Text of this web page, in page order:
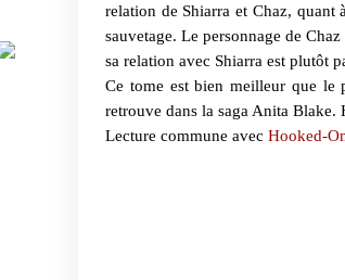
relation de Shiarra et Chaz, quant
sauvetage. Le personnage de
sa relation avec Shiarra est plutôt
Ce tome est bien meilleur que le
retrouve dans la saga Anita Blake.
Lecture commune avec Hooked-